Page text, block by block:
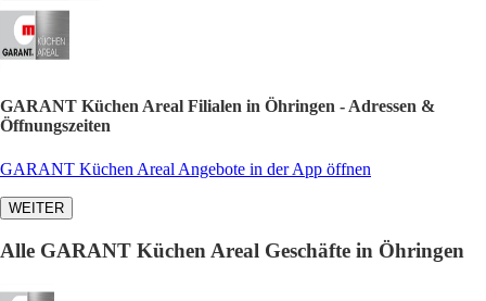
GARANT Küchen Areal Filialen in Öhringen - Adressen &
Öffnungszeiten
GARANT Küchen Areal Angebote in der App öffnen
WEITER
Alle GARANT Küchen Areal Geschäfte in Öhringen